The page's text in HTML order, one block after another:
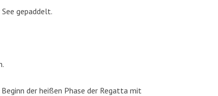
gepaddelt.
der heißen Phase der Regatta mit